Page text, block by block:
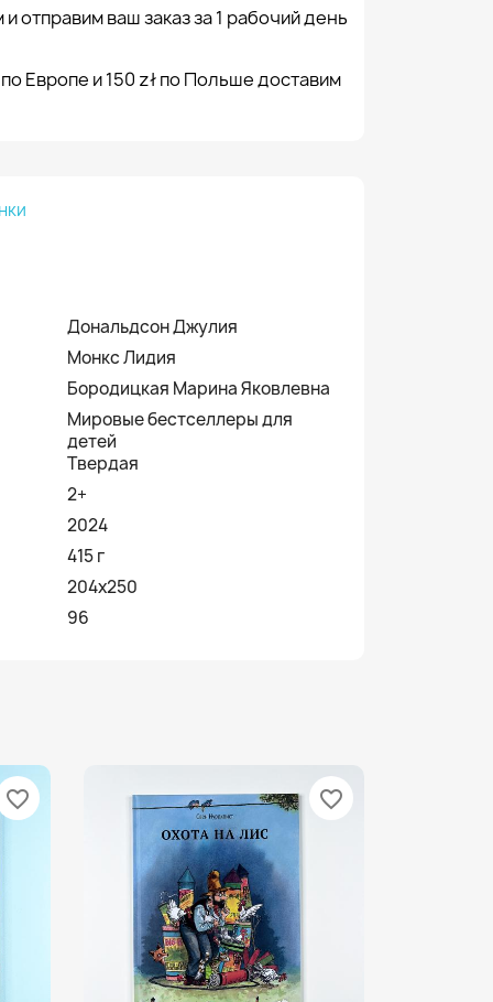
отправим ваш заказ за 1 рабочий день
Европе и 150 zł по Польше доставим
Дональдсон Джулия
Монкс Лидия
Бородицкая Марина Яковлевна
Мировые бестселлеры для
детей
Твердая
2+
2024
415 г
204х250
96
favorite_border favorite_border